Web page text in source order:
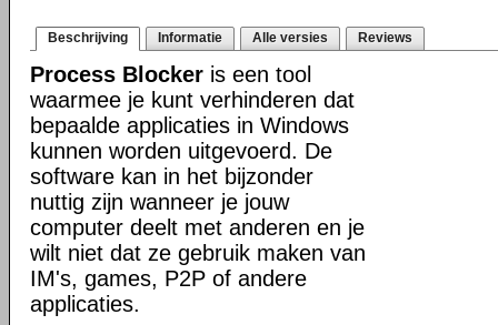
Beschrijving Informatie Alle versies Reviews
Process Blocker is een tool
waarmee je kunt verhinderen dat
bepaalde applicaties in Windows
kunnen worden uitgevoerd. De
software kan in het bijzonder
nuttig zijn wanneer je jouw
computer deelt met anderen en je
wilt niet dat ze gebruik maken van
IM's, games, P2P of andere
applicaties.